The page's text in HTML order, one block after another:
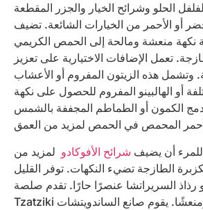
الحلو وشرائح الخيار والجزر المقطعة
أو ​​الأحمر من الخيارات الشائعة. تضيف
نكهة منعشة ومالحة إلى الحمص الكريمي
تعمل الإضافات الاختيارية على تعزيز
وتشمل هذه الزيتون المفروم أو الأعشاب
أو الهالبينو المفروم للحصول على نكهة
الكمون أو الطماطم المجففة بالشمس
أن يضيف شرائح الأفوكادو لمزيد من
الطازجة تضيء النكهات. توفر القليل
رذاذ السريراتشا عنصرًا حارًا. تقدم صلصة
Tzatziki تباينًا رائعًا ومنعشًا. يقوم صانع الساندويتشات